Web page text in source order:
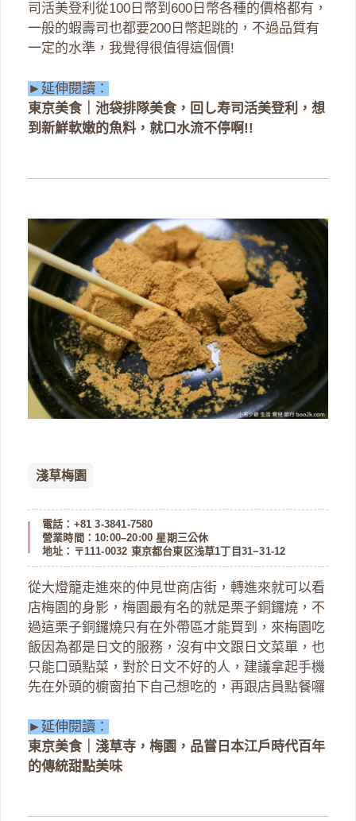
司活美登利從100日幣到600日幣各種的價格都有，
一般的蝦壽司也都要200日幣起跳的，不過品質有
一定的水準，我覺得很值得這個價!
►延伸閱讀：
東京美食｜池袋排隊美食，回し寿司活美登利，想
到新鮮軟嫩的魚料，就口水流不停啊!!
淺草梅園
電話：+81 3-3841-7580
營業時間：10:00–20:00 星期三公休
地址：〒111-0032 東京都台東区浅草1丁目31−31-12
從大燈籠走進來的仲見世商店街，轉進來就可以看
店梅園的身影，梅園最有名的就是栗子銅鑼燒，不
過這栗子銅鑼燒只有在外帶區才能買到，來梅園吃
飯因為都是日文的服務，沒有中文跟日文菜單，也
只能口頭點菜，對於日文不好的人，建議拿起手機
先在外頭的櫥窗拍下自己想吃的，再跟店員點餐囉
►延伸閱讀：
東京美食｜淺草寺，梅園，品嘗日本江戶時代百年
的傳統甜點美味